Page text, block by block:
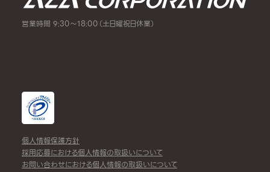
営業時間 9:30～18:00（土日曜祝日休業）
個人情報保護方針
採用応募における個人情報の取扱いについて
お問い合わせにおける個人情報の取扱いについて